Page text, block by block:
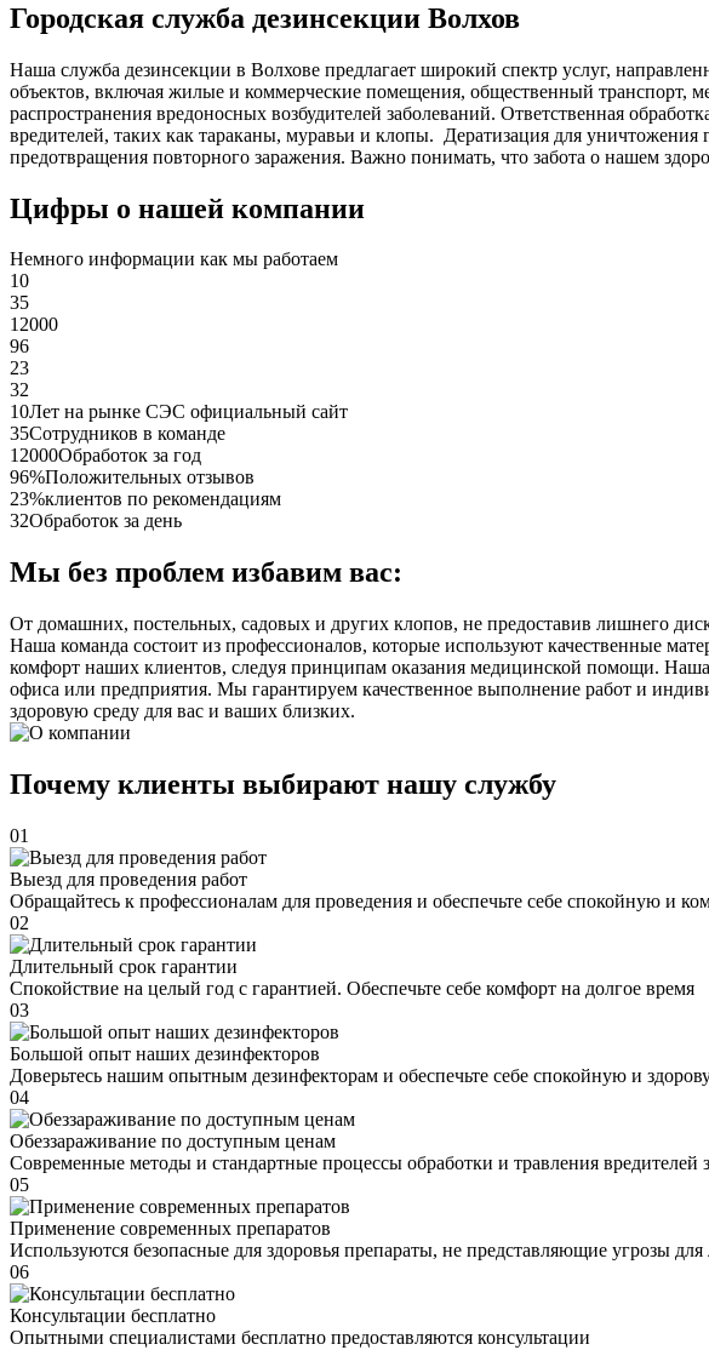
Городская служба дезинсекции Волхов
Наша служба дезинсекции в Волхове предлагает широкий спектр услуг,
объектов, включая жилые и коммерческие помещения, общественный транспорт,
распространения вредоносных возбудителей заболеваний. Ответственная
вредителей, таких как тараканы, муравьи и клопы. Дератизация для
предотвращения повторного заражения. Важно понимать, что забота о нашем
Цифры о нашей компании
Немного информации как мы работаем
10
35
12000
96
23
32
10Лет на рынке СЭС официальный сайт
35Сотрудников в команде
12000Обработок за год
96%Положительных отзывов
23%клиентов по рекомендациям
32Обработок за день
Мы без проблем избавим вас:
От домашних, постельных, садовых и других клопов, не предоставив лишнего
Наша команда состоит из профессионалов, которые используют качественные
комфорт наших клиентов, следуя принципам оказания медицинской помощи.
офиса или предприятия. Мы гарантируем качественное выполнение работ и
здоровую среду для вас и ваших близких.
Почему клиенты выбирают нашу службу
01
Выезд для проведения работ
Обращайтесь к профессионалам для проведения и обеспечьте себе спокойную и
02
Длительный срок гарантии
Спокойствие на целый год с гарантией. Обеспечьте себе комфорт на долгое время
03
Большой опыт наших дезинфекторов
Доверьтесь нашим опытным дезинфекторам и обеспечьте себе спокойную и
04
Обеззараживание по доступным ценам
Современные методы и стандартные процессы обработки и травления вредителей
05
Применение современных препаратов
Используются безопасные для здоровья препараты, не представляющие угрозы
06
Консультации бесплатно
Опытными специалистами бесплатно предоставляются консультации